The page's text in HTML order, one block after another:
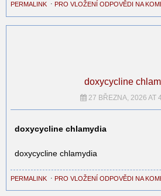
PERMALINK ⋅ PRO VLOŽENÍ ODPOVĚDI NA
doxycycline
27 BŘEZNA, 2026 AT
doxycycline chlamydia
doxycycline chlamydia
PERMALINK ⋅ PRO VLOŽENÍ ODPOVĚDI NA